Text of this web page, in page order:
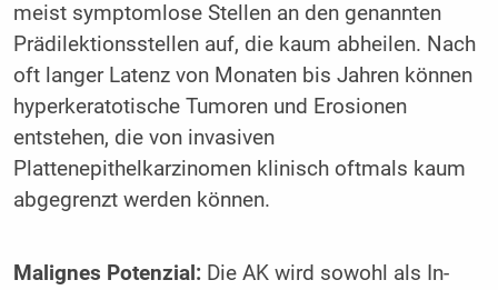
meist symptomlose Stellen an den genannten
Prädilektionsstellen auf, die kaum abheilen. Nach
oft langer Latenz von Monaten bis Jahren können
hyperkeratotische Tumoren und Erosionen
entstehen, die von invasiven
Plattenepithelkarzinomen klinisch oftmals kaum
abgegrenzt werden können.
Malignes Potenzial:Die AK wird sowohl als In-